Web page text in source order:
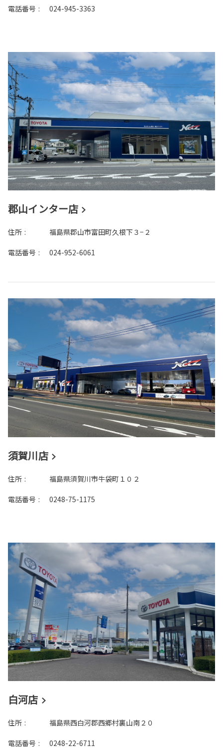
電話番号 : 024-945-3363
郡山インター店
住所 : 福島県郡山市富田町久根下３−２
電話番号 : 024-952-6061
須賀川店
住所 : 福島県須賀川市牛袋町１０２
電話番号 : 0248-75-1175
白河店
住所 : 福島県西白河郡西郷村裏山南２０
電話番号 : 0248-22-6711